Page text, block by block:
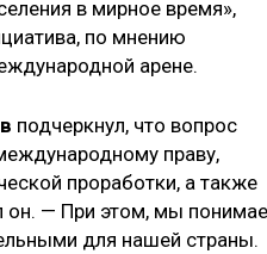
в мирное время»,
по мнению
арене.
подчеркнул, что вопрос
праву,
проработки, а также
он. — При этом, мы
для нашей страны.